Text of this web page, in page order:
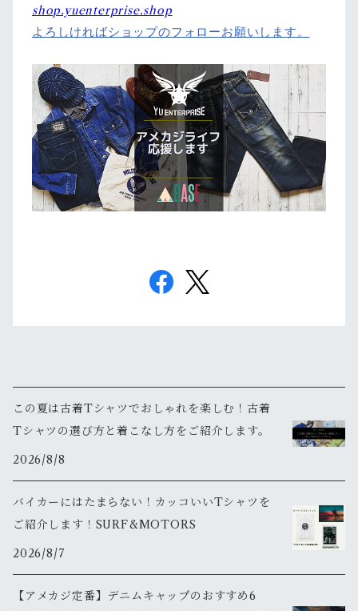
shop.yuenterprise.shop
よろしければショップのフォローお願いします。
この夏は古着Tシャツでおしゃれを楽しむ！古着
Tシャツの選び方と着こなし方をご紹介します。
2026/8/8
バイカーにはたまらない！カッコいいTシャツを
ご紹介します！SURF&MOTORS
2026/8/7
【アメカジ定番】デニムキャップのおすすめ6